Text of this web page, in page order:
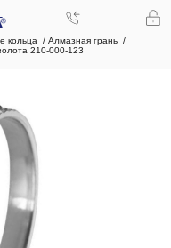
кольца
Алмазная грань
210-000-123